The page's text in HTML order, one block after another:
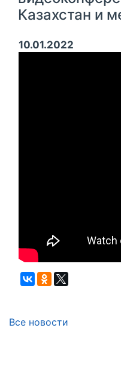
Казахстан и
10.01.2022
Все новости